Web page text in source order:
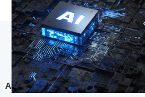
AlphaMind® AI能力开放平台